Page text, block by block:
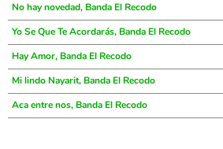
No hay novedad, Banda El Recodo
Yo Se Que Te Acordarás, Banda El Recodo
Hay Amor, Banda El Recodo
Mi lindo Nayarit, Banda El Recodo
Aca entre nos, Banda El Recodo